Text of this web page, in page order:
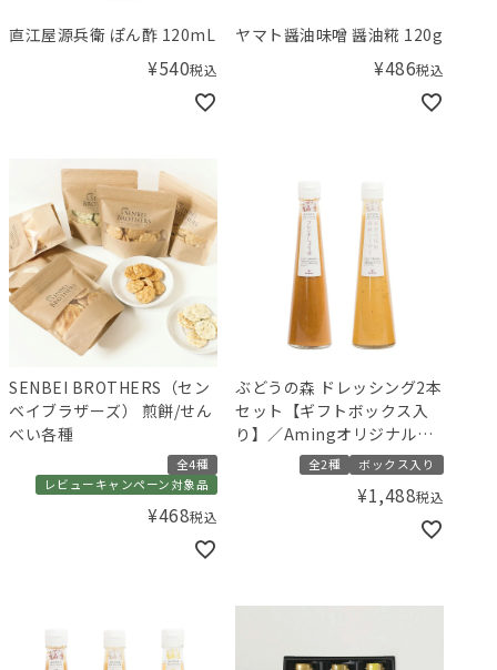
直江屋源兵衛 ぽん酢 120mL
¥540税込
ヤマト醤油味噌 醤油糀 120g
¥486税込
SENBEI BROTHERS（セン
ベイブラザーズ） 煎餅/せん
べい各種
全4種
レビューキャンペーン対象品
¥468税込
ぶどうの森 ドレッシング2本
セット【ギフトボックス入
り】／Amingオリジナルセ
全2種 ボックス入り
¥1,488税込